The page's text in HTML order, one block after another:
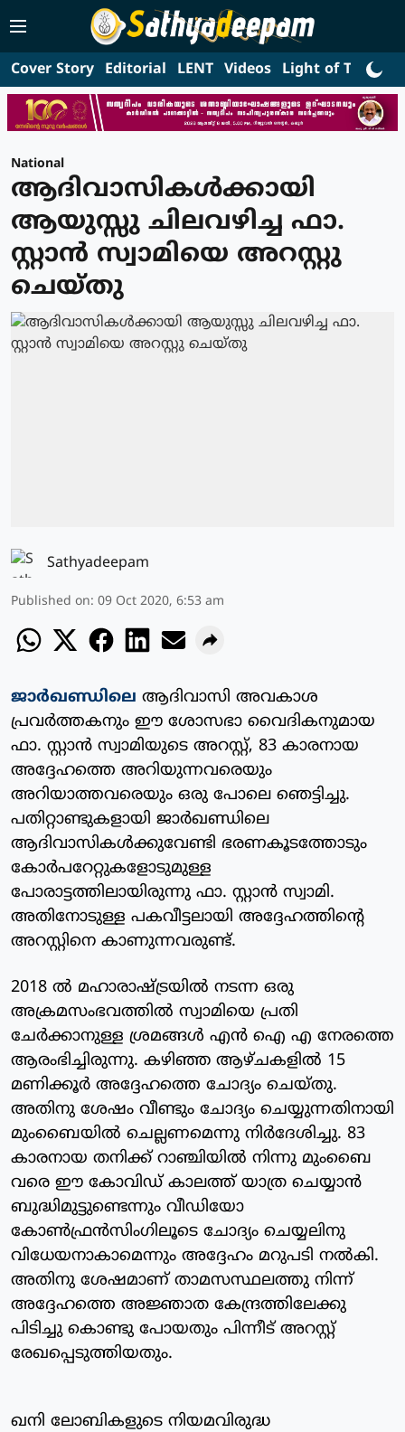
Cover Story Editorial LENT Videos Light of Truth
National
ആദിവാസികള്‍ക്കായി
ആയുസ്സു ചിലവഴിച്ച ഫാ.
സ്റ്റാന്‍ സ്വാമിയെ അറസ്റ്റു
ചെയ്തു
Sathyadeepam
Published on: 09 Oct 2020, 6:53 am
ജാര്‍ഖണ്ഡിലെ ആദിവാസി അവകാശ
പ്രവര്‍ത്തകനും ഈ ശോസഭാ വൈദികനുമായ
ഫാ. സ്റ്റാന്‍ സ്വാമിയുടെ അറസ്റ്റ്, 83 കാരനായ
അദ്ദേഹത്തെ അറിയുന്നവരെയും
അറിയാത്തവരെയും ഒരു പോലെ ഞെട്ടിച്ചു.
പതിറ്റാണ്ടുകളായി ജാര്‍ഖണ്ഡിലെ
ആദിവാസികള്‍ക്കുവേണ്ടി ഭരണകൂടത്തോടും
കോര്‍പറേറ്റുകളോടുമുള്ള
പോരാട്ടത്തിലായിരുന്നു ഫാ. സ്റ്റാന്‍ സ്വാമി.
അതിനോടുള്ള പകവീട്ടലായി അദ്ദേഹത്തിന്റെ
അറസ്റ്റിനെ കാണുന്നവരുണ്ട്.
2018 ല്‍ മഹാരാഷ്ട്രയില്‍ നടന്ന ഒരു
അക്രമസംഭവത്തില്‍ സ്വാമിയെ പ്രതി
ചേര്‍ക്കാനുള്ള ശ്രമങ്ങള്‍ എന്‍ ഐ എ നേരത്തെ
ആരംഭിച്ചിരുന്നു. കഴിഞ്ഞ ആഴ്ചകളില്‍ 15
മണിക്കൂര്‍ അദ്ദേഹത്തെ ചോദ്യം ചെയ്തു.
അതിനു ശേഷം വീണ്ടും ചോദ്യം ചെയ്യുന്നതിനായി
മുംബൈയില്‍ ചെല്ലണമെന്നു നിര്‍ദേശിച്ചു. 83
കാരനായ തനിക്ക് റാഞ്ചിയില്‍ നിന്നു മുംബൈ
വരെ ഈ കോവിഡ് കാലത്ത് യാത്ര ചെയ്യാന്‍
ബുദ്ധിമുട്ടുണ്ടെന്നും വീഡിയോ
കോണ്‍ഫ്രന്‍സിംഗിലൂടെ ചോദ്യം ചെയ്യലിനു
വിധേയനാകാമെന്നും അദ്ദേഹം മറുപടി നല്‍കി.
അതിനു ശേഷമാണ് താമസസ്ഥലത്തു നിന്ന്
അദ്ദേഹത്തെ അജ്ഞാത കേന്ദ്രത്തിലേക്കു
പിടിച്ചു കൊണ്ടു പോയതും പിന്നീട് അറസ്റ്റ്
രേഖപ്പെടുത്തിയതും.
ഖനി ലോബികളുടെ നിയമവിരുദ്ധ